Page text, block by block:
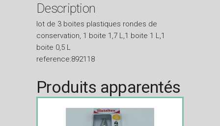
Description
lot de 3 boites plastiques rondes de
conservation, 1 boite 1,7 L,1 boite 1 L,1
boite 0,5 L
reference:892118
Produits apparentés